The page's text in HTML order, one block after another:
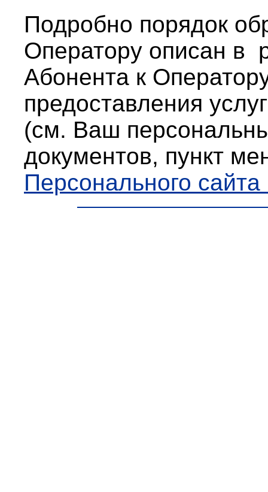
Подробно порядок
Оператору описан в
Абонента к
предоставления
(см. Ваш
документов, пункт
Персонального